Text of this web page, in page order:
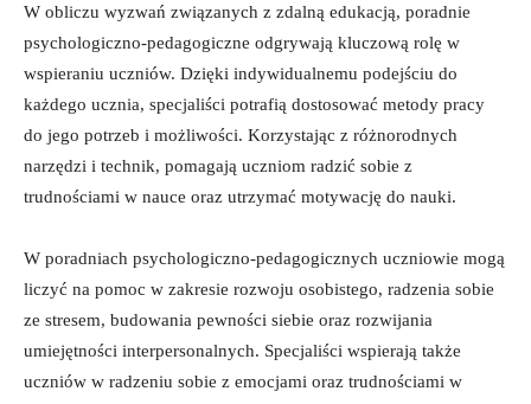
W‌ obliczu ​wyzwań związanych z zdalną edukacją,‍ poradnie
psychologiczno-pedagogiczne odgrywają kluczową rolę w
⁢wspieraniu uczniów. ⁢Dzięki indywidualnemu ⁢podejściu do
każdego​ ucznia, specjaliści potrafią dostosować metody pracy ​
do jego potrzeb⁢ i możliwości. ‌Korzystając z różnorodnych
narzędzi i ⁢technik, pomagają uczniom radzić‍ sobie ‍z
trudnościami ​w‍ nauce oraz ⁢utrzymać motywację do nauki.
W poradniach psychologiczno-pedagogicznych⁣ uczniowie mogą
⁣liczyć na pomoc ‌w zakresie rozwoju osobistego, radzenia sobie
ze stresem, budowania pewności siebie‌ oraz ⁢rozwijania
⁣umiejętności interpersonalnych. Specjaliści wspierają ⁤także
uczniów w radzeniu sobie z emocjami oraz trudnościami w